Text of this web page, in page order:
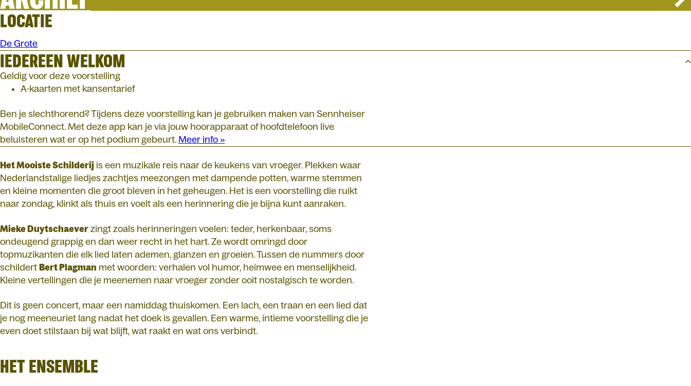
LOCATIE
De Grote
IEDEREEN WELKOM
Geldig voor deze voorstelling
A-kaarten met kansentarief
Ben je slechthorend? Tijdens deze voorstelling kan je gebruiken maken van Sennheiser
MobileConnect. Met deze app kan je via jouw hoorapparaat of hoofdtelefoon live
beluisteren wat er op het podium gebeurt. Meer info »
Het Mooiste Schilderij is een muzikale reis naar de keukens van vroeger. Plekken waar
Nederlandstalige liedjes zachtjes meezongen met dampende potten, warme stemmen
en kleine momenten die groot bleven in het geheugen. Het is een voorstelling die ruikt
naar zondag, klinkt als thuis en voelt als een herinnering die je bijna kunt aanraken.
Mieke Duytschaever zingt zoals herinneringen voelen: teder, herkenbaar, soms
ondeugend grappig en dan weer recht in het hart. Ze wordt omringd door
topmuzikanten die elk lied laten ademen, glanzen en groeien. Tussen de nummers door
schildert Bert Plagman met woorden: verhalen vol humor, heimwee en menselijkheid.
Kleine vertellingen die je meenemen naar vroeger zonder ooit nostalgisch te worden.
Dit is geen concert, maar een namiddag thuiskomen. Een lach, een traan en een lied dat
je nog meeneuriet lang nadat het doek is gevallen. Een warme, intieme voorstelling die je
even doet stilstaan bij wat blijft, wat raakt en wat ons verbindt.
HET ENSEMBLE